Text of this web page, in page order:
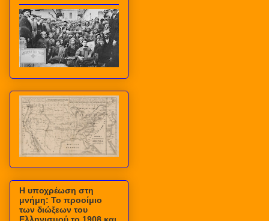
Η υποχρέωση στη
μνήμη: Το προοίμιο
των διώξεων του